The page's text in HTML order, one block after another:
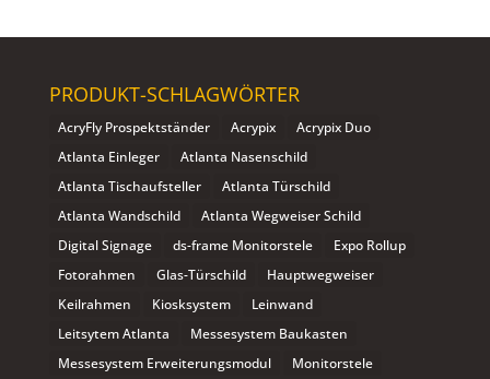
PRODUKT-SCHLAGWÖRTER
AcryFly Prospektständer Acrypix
Acrypix Duo
Atlanta Einleger
Atlanta Nasenschild
Atlanta Tischaufsteller
Atlanta Türschild
Atlanta Wandschild
Atlanta Wegweiser Schild
Digital Signage
ds-frame Monitorstele
Expo Rollup
Fotorahmen
Glas-Türschild
Hauptwegweiser
Keilrahmen
Kiosksystem
Leinwand
Leitsytem Atlanta
Messesystem Baukasten
Messesystem Erweiterungsmodul
Monitorstele